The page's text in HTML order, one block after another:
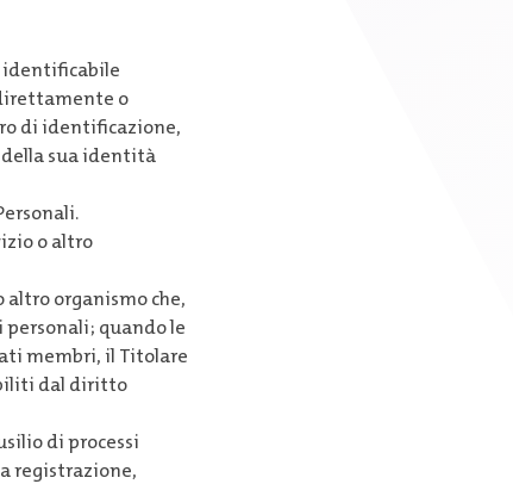
identificabile
o
di identificazione,
sua identità
o altro
altro organismo che,
quando le
membri, il Titolare
dal diritto
di processi
registrazione,